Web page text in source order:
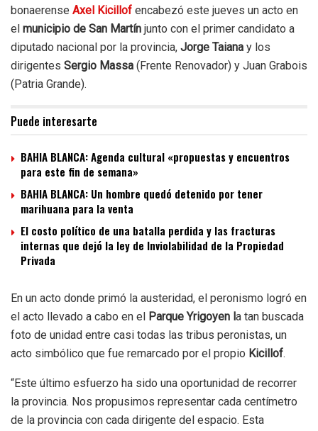
bonaerense Axel Kicillof encabezó este jueves un acto en
el municipio de San Martín junto con el primer candidato a
diputado nacional por la provincia, Jorge Taiana y los
dirigentes Sergio Massa (Frente Renovador) y Juan Grabois
(Patria Grande).
Puede interesarte
BAHIA BLANCA: Agenda cultural «propuestas y encuentros
para este fin de semana»
BAHIA BLANCA: Un hombre quedó detenido por tener
marihuana para la venta
El costo político de una batalla perdida y las fracturas
internas que dejó la ley de Inviolabilidad de la Propiedad
Privada
En un acto donde primó la austeridad, el peronismo logró en
el acto llevado a cabo en el
Parque Yrigoyen l a tan buscada
foto de unidad entre casi todas las tribus peronistas, un
acto simbólico que fue remarcado por el propio Kicillof.
“Este último esfuerzo ha sido una oportunidad de recorrer
la provincia. Nos propusimos representar cada centímetro
de la provincia con cada dirigente del espacio. Esta